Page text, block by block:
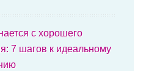
с хорошего
7 шагов к идеальному